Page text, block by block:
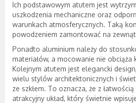
Ich podstawowym atutem jest
uszkodzenia mechaniczne oraz
warunkach atmosferycznych. Taką
powodzeniem zamontować na
Ponadto aluminium należy do
materiałów, a mocowanie nie obciąża
Kolejnym atutem jest elegancki
wielu stylów architektonicznych i
ze szkłem. To oznacza, że z
atrakcyjny układ, który świetnie